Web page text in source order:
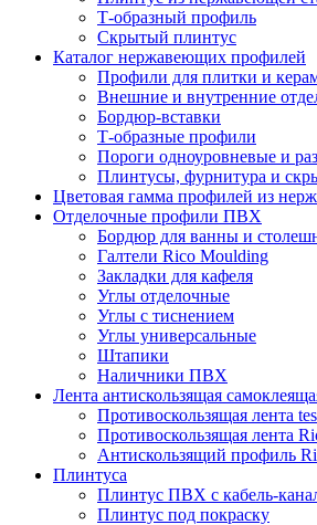
Т-образный профиль
Скрытый плинтус
Каталог нержавеющих профилей
Профили для плитки и
Внешние и внутренние
Бордюр-вставки
Т-образные профили
Пороги одноуровневые и
Плинтусы, фурнитура и
Цветовая гамма профилей из
Отделочные профили ПВХ
Бордюр для ванны и
Галтели Rico Moulding
Закладки для кафеля
Углы отделочные
Углы с тиснением
Углы универсальные
Штапики
Наличники ПВХ
Лента антискользящая
Противоскользящая лента
Противоскользящая лента
Антискользящий профиль
Плинтуса
Плинтус ПВХ с кабель-
Плинтус под покраску